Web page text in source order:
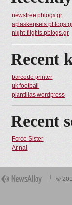
newsfree.pblogs.gr
night-flights.pblogs.gr
Recent
barcode printer
uk football
plantillas wordpress
Recent
Force Sister
Annal
©